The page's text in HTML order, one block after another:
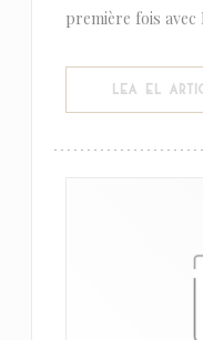
première fois avec
LEA EL